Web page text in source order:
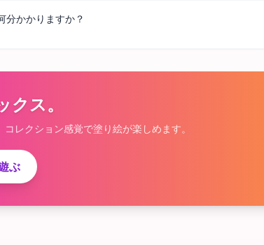
分かかりますか？
クス。
レクション感覚で塗り絵が楽しめます。
ぶ